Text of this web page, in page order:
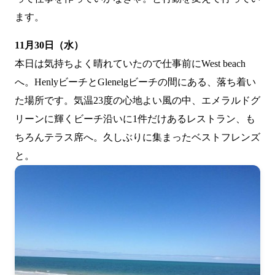
ます。
11月30日（水）
本日は気持ちよく晴れていたので仕事前にWest beach
へ。HenlyビーチとGlenelgビーチの間にある、落ち着い
た場所です。気温23度の心地よい風の中、エメラルドグ
リーンに輝くビーチ沿いに1件だけあるレストラン、も
ちろんテラス席へ。久しぶりに集まったベストフレンズ
と。